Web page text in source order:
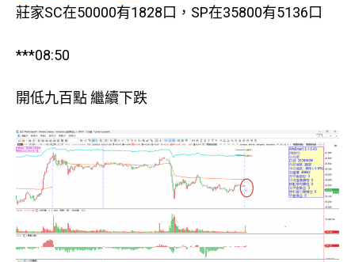
莊家SC在50000有1828口，SP在35800有5136口
***08:50
開低九百點 繼續下跌